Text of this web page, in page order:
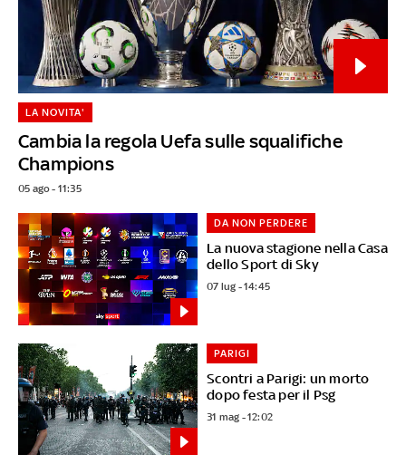
Cambia la regola Uefa sulle squalifiche
Champions
LA NOVITA'
05 ago - 11:35
La nuova stagione nella Casa
dello Sport di Sky
DA NON PERDERE
07 lug - 14:45
Scontri a Parigi: un morto
dopo festa per il Psg
PARIGI
31 mag - 12:02